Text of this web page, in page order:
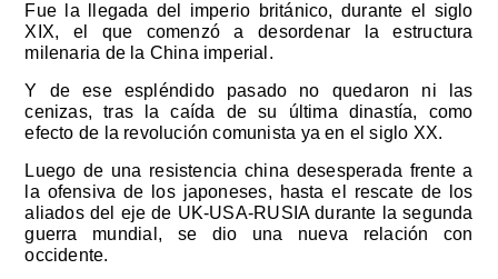
Fue la llegada del imperio británico, durante el siglo
XIX, el que comenzó a desordenar la estructura
milenaria de la China imperial.
Y de ese espléndido pasado no quedaron ni las
cenizas, tras la caída de su última dinastía, como
efecto de la revolución comunista ya en el siglo XX.
Luego de una resistencia china desesperada frente a
la ofensiva de los japoneses, hasta el rescate de los
aliados del eje de UK-USA-RUSIA durante la segunda
guerra mundial, se dio una nueva relación con
occidente.